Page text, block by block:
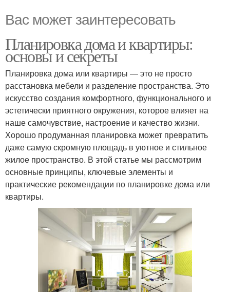
Вас может заинтересовать
Планировка дома и квартиры:
основы и секреты
Планировка дома или квартиры — это не просто
расстановка мебели и разделение пространства. Это
искусство создания комфортного, функционального и
эстетически приятного окружения, которое влияет на
наше самочувствие, настроение и качество жизни.
Хорошо продуманная планировка может превратить
даже самую скромную площадь в уютное и стильное
жилое пространство. В этой статье мы рассмотрим
основные принципы, ключевые элементы и
практические рекомендации по планировке дома или
квартиры.